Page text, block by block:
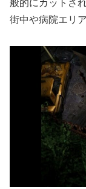
般的にカットさ
街中や病院エリ